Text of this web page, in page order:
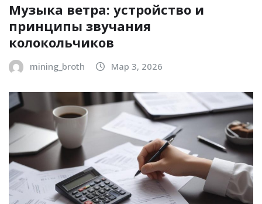
Музыка ветра: устройство и
принципы звучания
колокольчиков
mining_broth Мар 3, 2026